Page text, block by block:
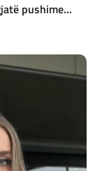
pushime...